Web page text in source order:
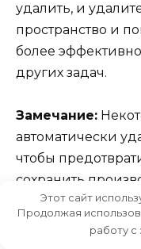
удалить, и
пространство и
более
других задач.
Замечание:
автоматически
чтобы
сохранить
иногда ручное
для более
работы
Этот сайт
Продолжая
работу с